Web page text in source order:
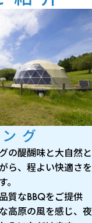
グ
の醍醐味と大自然と
ら、程よい快適さを
質なBBQをご提供
高原の風を感じ、夜